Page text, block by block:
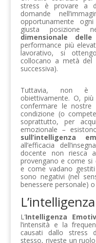
stress è provare a
domande
opportunamente
giusta posizione
dimensionale delle
performance più
lavorativo, si
collocano a metà del
successiva).
Tuttavia, non è
obiettivamente. O,
confermare le nostre
condizione (o
soprattutto, per
emozionale –
sull’intelligenza
all’efficacia
docente non riesca
provengano e come si
e come vadano
sono negativi (nel
benessere personale)
L’Intelligenza
l’intensità e la
causati dallo stress
stesso, riveste un